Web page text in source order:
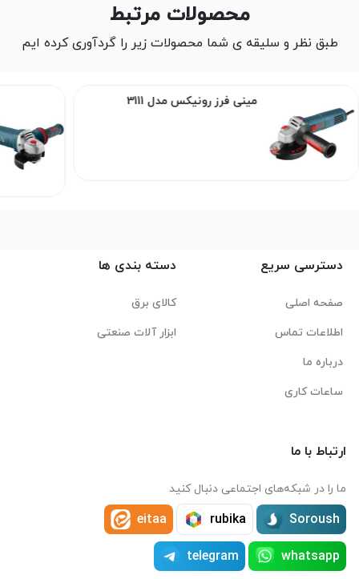
محصولات مرتبط
طبق نظر و سلیقه ی شما محصولات زیر را گردآوری کرده ایم
مینی فرز رونیکس مدل 3111
دسترسی سریع
صفحه اصلی
اطلاعات تماس
درباره ما
ساعات کاری
دسته بندی ها
کالای برق
ابزار آلات صنعتی
ارتباط با ما
ما را در شبکه‌های اجتماعی دنبال کنید
Soroush
rubika
eitaa
whatsapp
telegram